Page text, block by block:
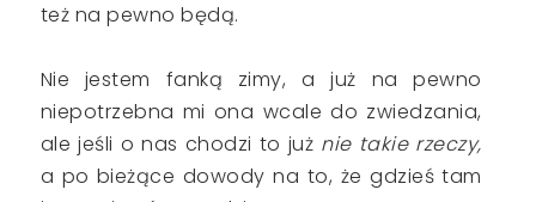
też na pewno będą.
Nie jestem fanką zimy, a już na pewno
niepotrzebna mi ona wcale do zwiedzania,
ale jeśli o nas chodzi to już nie takie rzeczy,
a po bieżące dowody na to, że gdzieś tam